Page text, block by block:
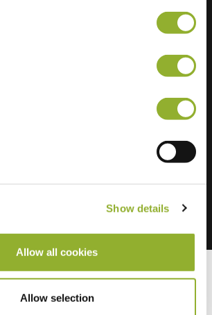
Show details
Allow all cookies
Allow selection